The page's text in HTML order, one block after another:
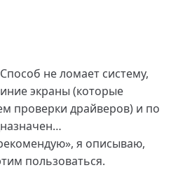
не ломает систему,
экраны (которые
проверки драйверов) и по
я описываю,
пользоваться.